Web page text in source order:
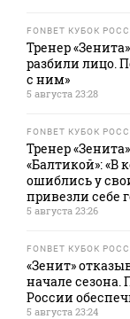
FONBET КУБОК
Тренер
разбили лицо.
с ним»
5 августа 23:28
FONBET КУБОК
Тренер
«Балтикой»: «В
ошиблись у
привезли себе
5 августа 23:26
FONBET КУБОК
«Зенит»
начале сезона.
России
5 августа 23:24